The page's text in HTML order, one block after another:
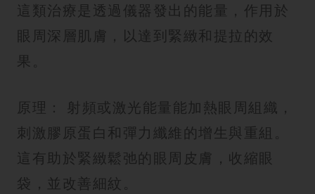
這類治療是透過儀器發出的能量，作用於
眼周深層肌膚，以達到緊緻和提拉的效
果。
原理： 射頻或激光能量能加熱眼周組織，
刺激膠原蛋白和彈力纖維的增生與重組。
這有助於緊緻鬆弛的眼周皮膚，收縮眼
袋，並改善細紋。